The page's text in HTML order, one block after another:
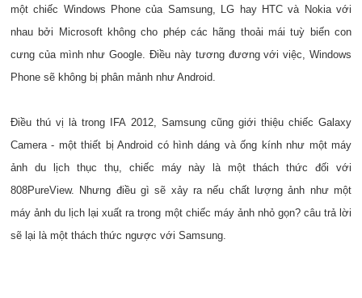
một chiếc Windows Phone của Samsung, LG hay HTC và Nokia với
nhau bởi Microsoft không cho phép các hãng thoải mái tuỳ biến con
cưng của mình như Google. Điều này tương đương với việc, Windows
Phone sẽ không bị phân mảnh như Android.
Điều thú vị là trong IFA 2012, Samsung cũng giới thiệu chiếc Galaxy
Camera - một thiết bị Android có hình dáng và ống kính như một máy
ảnh du lịch thục thụ, chiếc máy này là một thách thức đối với
808PureView. Nhưng điều gì sẽ xảy ra nếu chất lượng ảnh như một
máy ảnh du lịch lại xuất ra trong một chiếc máy ảnh nhỏ gọn? câu trả lời
sẽ lại là một thách thức ngược với Samsung.